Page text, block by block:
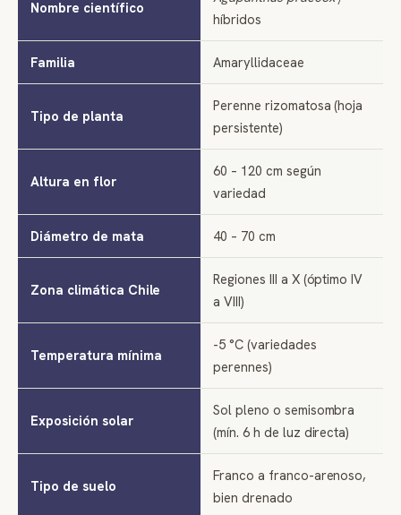
Nombre científico
híbridos
Familia Amaryllidaceae
Tipo de planta
Perenne rizomatosa (hoja
persistente)
Altura en flor
60 – 120 cm según
variedad
Diámetro de mata 40 – 70 cm
Zona climática Chile
Regiones III a X (óptimo IV
a VIII)
Temperatura mínima
-5 °C (variedades
perennes)
Exposición solar
Sol pleno o semisombra
(mín. 6 h de luz directa)
Tipo de suelo
Franco a franco-arenoso,
bien drenado